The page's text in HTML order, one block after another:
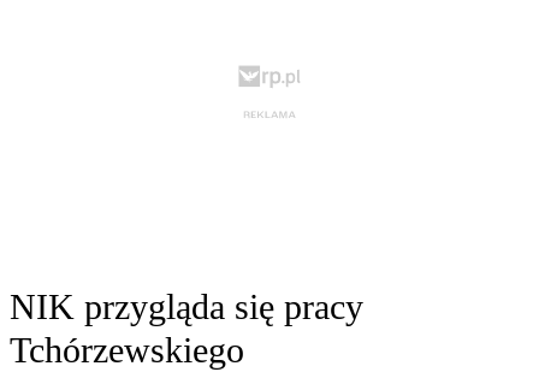
NIK przygląda się pracy
Tchórzewskiego